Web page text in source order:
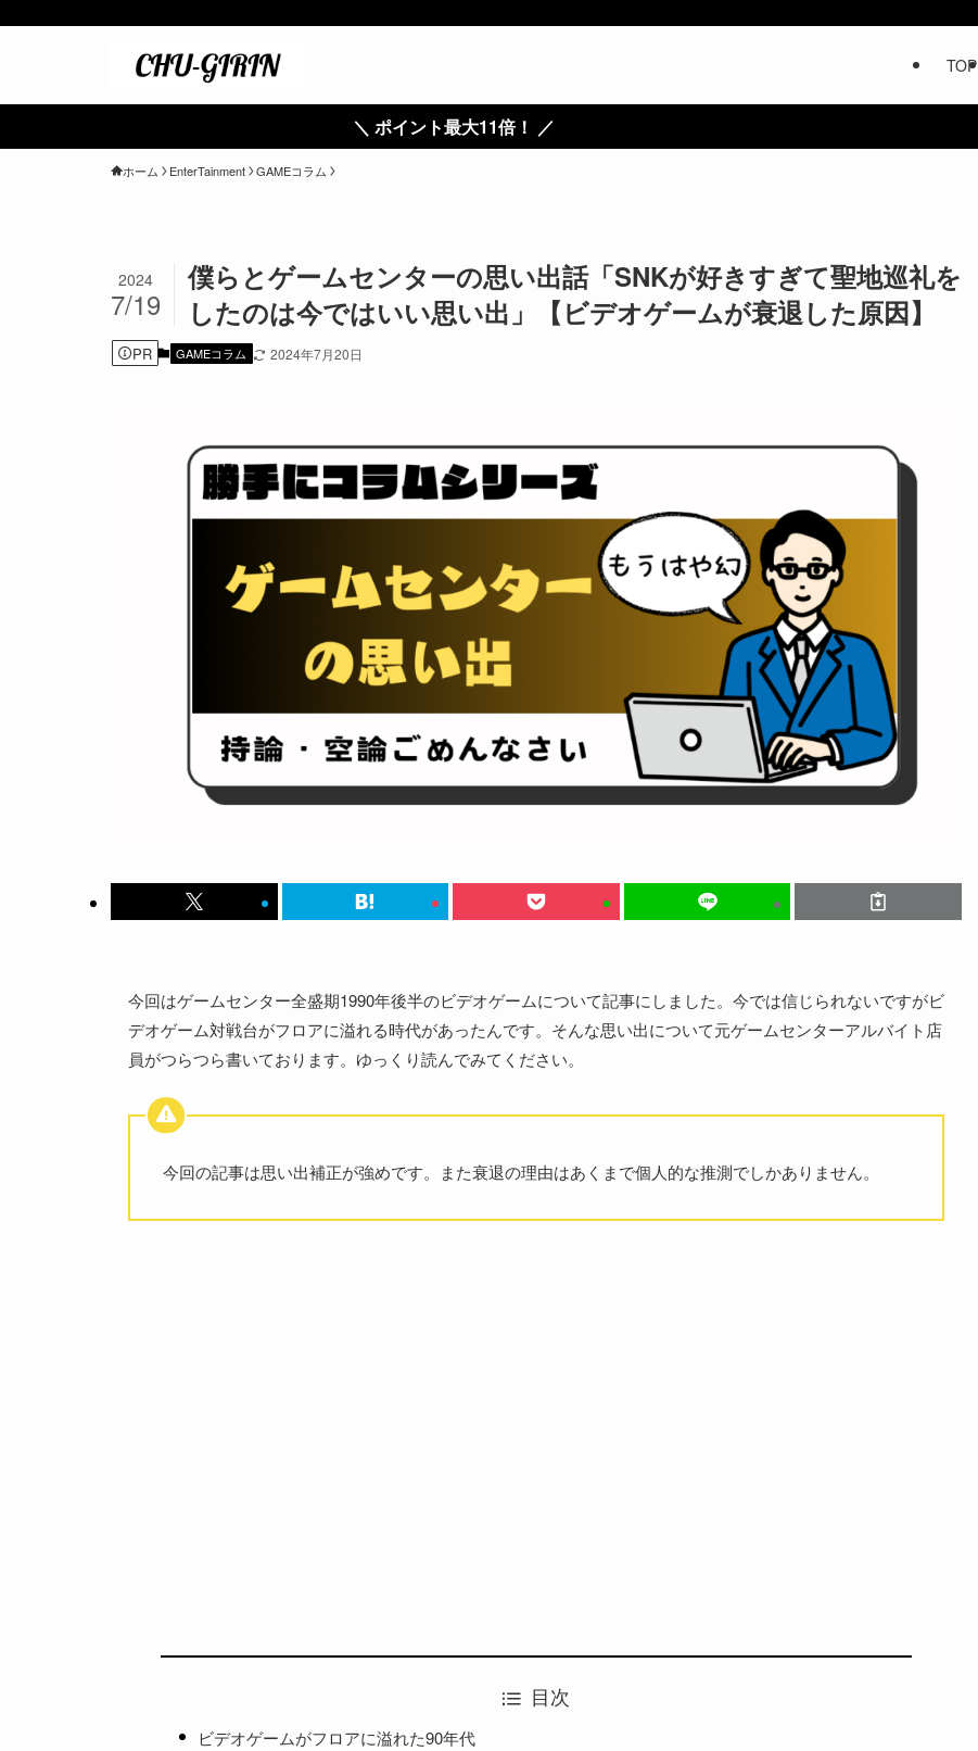
TOP
＼ ポイント最大11倍！ ／
ホーム EnterTainment GAMEコラム
僕らとゲームセンターの思い出話「SNKが好きすぎて聖地巡礼を
したのは今ではいい思い出」【ビデオゲームが衰退した原因】
2024
7/19
PR GAMEコラム 2024年7月20日
今回はゲームセンター全盛期1990年後半のビデオゲームについて記事にしました。今では信じられないですがビ
デオゲーム対戦台がフロアに溢れる時代があったんです。そんな思い出について元ゲームセンターアルバイト店
員がつらつら書いております。ゆっくり読んでみてください。
今回の記事は思い出補正が強めです。また衰退の理由はあくまで個人的な推測でしかありません。
目次
ビデオゲームがフロアに溢れた90年代